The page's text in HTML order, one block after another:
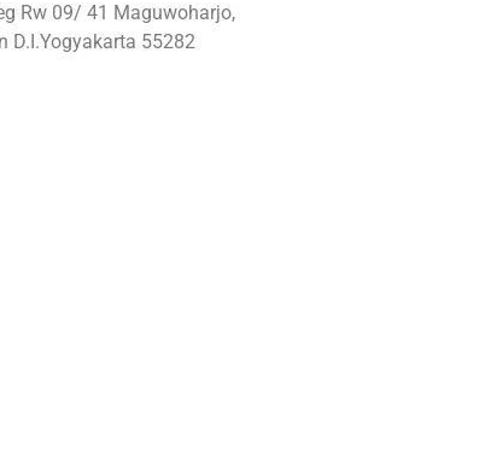
Rw 09/ 41 Maguwoharjo,
D.I.Yogyakarta 55282